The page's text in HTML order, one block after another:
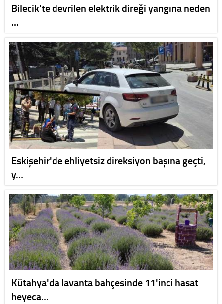
Bilecik'te devrilen elektrik direği yangına neden
…
Eskişehir'de ehliyetsiz direksiyon başına geçti,
y…
Kütahya'da lavanta bahçesinde 11'inci hasat
heyeca…